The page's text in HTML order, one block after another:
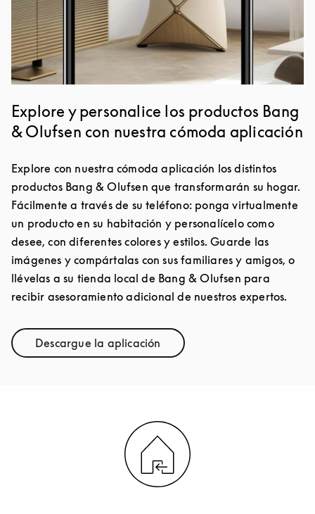
Explore y personalice los productos Bang
& Olufsen con nuestra cómoda aplicación
Explore con nuestra cómoda aplicación los distintos
productos Bang & Olufsen que transformarán su hogar.
Fácilmente a través de su teléfono: ponga virtualmente
un producto en su habitación y personalícelo como
desee, con diferentes colores y estilos. Guarde las
imágenes y compártalas con sus familiares y amigos, o
llévelas a su tienda local de Bang & Olufsen para
recibir asesoramiento adicional de nuestros expertos.
Descargue la aplicación
Link Opens in New Tab